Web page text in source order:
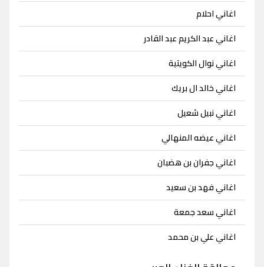
اغاني احلام
اغاني عبد الكريم عبد القادر
اغاني نوال الكويتية
اغاني خالد ال بريك
اغاني نبيل شعيل
اغاني عيضه المنهالي
اغاني جفران بن هضبان
اغاني فهد بن سعيد
اغاني سعد جمعة
اغاني علي بن محمد